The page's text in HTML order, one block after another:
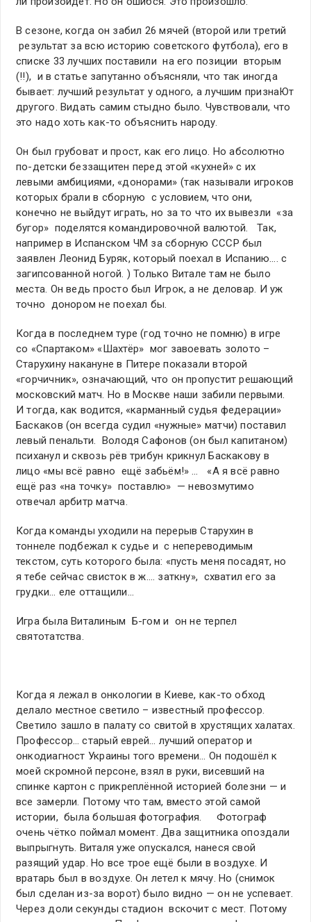
В сезоне, когда он забил 26 мячей (второй или третий
результат за всю историю советского футбола), его в
списке 33 лучших поставили на его позиции вторым
(!!), и в статье запутанно объясняли, что так иногда
бывает: лучший результат у одного, а лучшим признаЮт
другого. Видать самим стыдно было. Чувствовали, что
это надо хоть как-то объяснить народу.
Он был грубоват и прост, как его лицо. Но абсолютно
по-детски беззащитен перед этой «кухней» с их
левыми амбициями, «донорами» (так называли игроков
которых брали в сборную с условием, что они,
конечно не выйдут играть, но за то что их вывезли «за
бугор» поделятся командировочной валютой. Так,
например в Испанском ЧМ за сборную СССР был
заявлен Леонид Буряк, который поехал в Испанию…. с
загипсованной ногой. ) Только Витале там не было
места. Он ведь просто был Игрок, а не деловар. И уж
точно донором не поехал бы.
Когда в последнем туре (год точно не помню) в игре
со «Спартаком» «Шахтёр» мог завоевать золото –
Старухину накануне в Питере показали второй
«горчичник», означающий, что он пропустит решающий
московский матч. Но в Москве наши забили первыми.
И тогда, как водится, «карманный судья федерации»
Баскаков (он всегда судил «нужные» матчи) поставил
левый пенальти. Володя Сафонов (он был капитаном)
психанул и сквозь рёв трибун крикнул Баскакову в
лицо «мы всё равно ещё забьём!» … «А я всё равно
ещё раз «на точку» поставлю» — невозмутимо
отвечал арбитр матча.
Когда команды уходили на перерыв Старухин в
тоннеле подбежал к судье и с непереводимым
текстом, суть которого была: «пусть меня посадят, но
я тебе сейчас свисток в ж…. заткну», схватил его за
грудки… еле оттащили…
Игра была Виталиным Б-гом и он не терпел
святотатства.
Когда я лежал в онкологии в Киеве, как-то обход
делало местное светило – известный профессор.
Светило зашло в палату со свитой в хрустящих халатах.
Профессор… старый еврей… лучший оператор и
онкодиагност Украины того времени… Он подошёл к
моей скромной персоне, взял в руки, висевший на
спинке картон с прикреплённой историей болезни — и
все замерли. Потому что там, вместо этой самой
истории, была большая фотография. Фотограф
очень чётко поймал момент. Два защитника опоздали
выпрыгнуть. Виталя уже опускался, нанеся свой
разящий удар. Но все трое ещё были в воздухе. И
вратарь был в воздухе. Он летел к мячу. Но (снимок
был сделан из-за ворот) было видно — он не успевает.
Через доли секунды стадион вскочит с мест. Потому